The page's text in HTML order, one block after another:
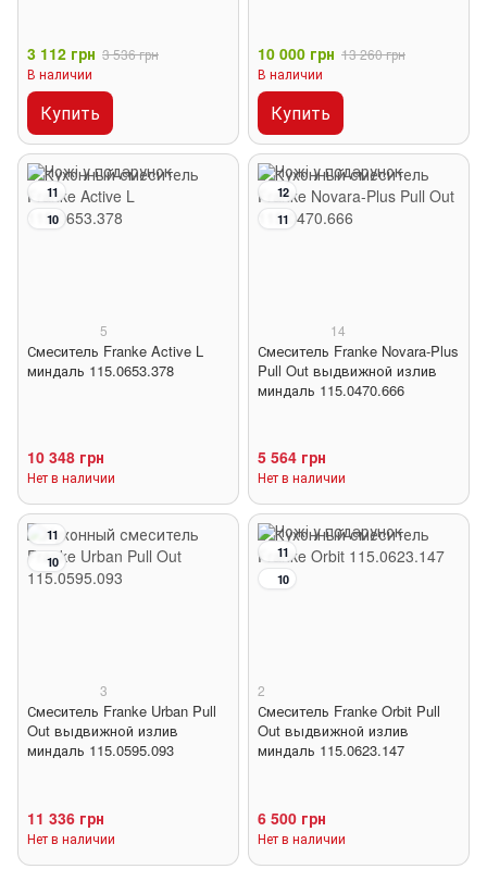
3 112 грн 3 536 грн
В наличии
Купить
10 000 грн 13 260 грн
В наличии
Купить
11
10
5
Смеситель Franke Active L
миндаль 115.0653.378
10 348 грн
Нет в наличии
12
11
14
Смеситель Franke Novara-Plus
Pull Out выдвижной излив
миндаль 115.0470.666
5 564 грн
Нет в наличии
11
10
3
Смеситель Franke Urban Pull
Out выдвижной излив
миндаль 115.0595.093
11 336 грн
Нет в наличии
11
10
2
Смеситель Franke Orbit Pull
Out выдвижной излив
миндаль 115.0623.147
6 500 грн
Нет в наличии